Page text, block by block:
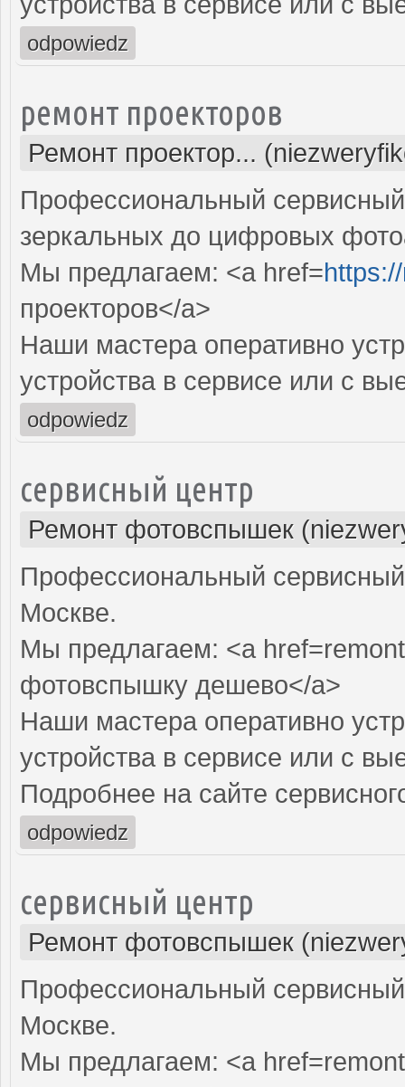
odpowiedz
ремонт проекторов
Ремонт проектор...
Профессиональный
зеркальных до цифровых
Мы предлагаем: <a href=
проекторов</a>
Наши мастера оперативно
устройства в сервисе или с
odpowiedz
сервисный центр
Ремонт фотовспышек
Профессиональный
Москве.
Мы предлагаем: <a
фотовспышку дешево</a>
Наши мастера оперативно
устройства в сервисе или с
Подробнее на сайте
odpowiedz
сервисный центр
Ремонт фотовспышек
Профессиональный
Москве.
Мы предлагаем: <a